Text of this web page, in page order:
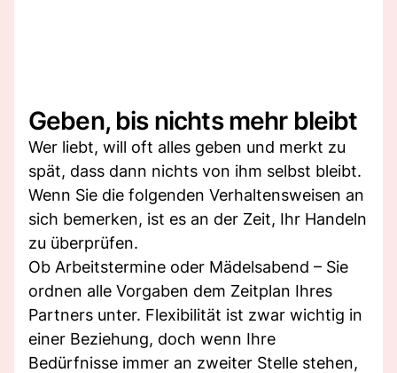
Geben, bis nichts mehr bleibt
Wer liebt, will oft alles geben und merkt zu
spät, dass dann nichts von ihm selbst bleibt.
Wenn Sie die folgenden Verhaltensweisen an
sich bemerken, ist es an der Zeit, Ihr Handeln
zu überprüfen.
Ob Arbeitstermine oder Mädelsabend – Sie
ordnen alle Vorgaben dem Zeitplan Ihres
Partners unter. Flexibilität ist zwar wichtig in
einer Beziehung, doch wenn Ihre
Bedürfnisse immer an zweiter Stelle stehen,